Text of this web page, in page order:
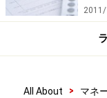
みましょう。
東証マザーズ指数
All About > マネ